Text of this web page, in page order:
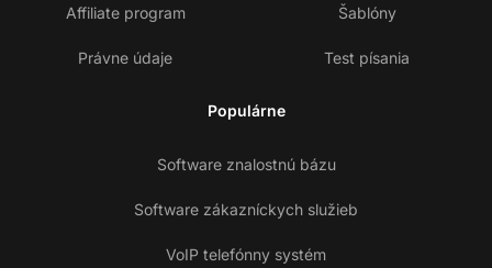
Affiliate program
Právne údaje
Šablóny
Test písania
Populárne
Software znalostnú bázu
Software zákazníckych služieb
VoIP telefónny systém